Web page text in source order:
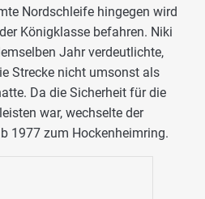
Nordschleife hingegen wird
Königklasse befahren. Niki
Jahr verdeutlichte,
Strecke nicht umsonst als
Da die Sicherheit für die
war, wechselte der
1977 zum Hockenheimring.